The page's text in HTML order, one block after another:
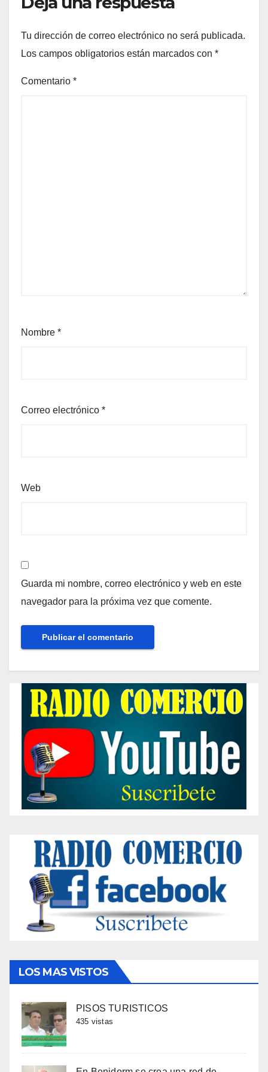
Tu dirección de correo electrónico no será publicada.
Los campos obligatorios están marcados con *
Comentario *
Nombre *
Correo electrónico *
Web
Guarda mi nombre, correo electrónico y web en este
navegador para la próxima vez que comente.
LOS MAS VISTOS
PISOS TURISTICOS
435 vistas